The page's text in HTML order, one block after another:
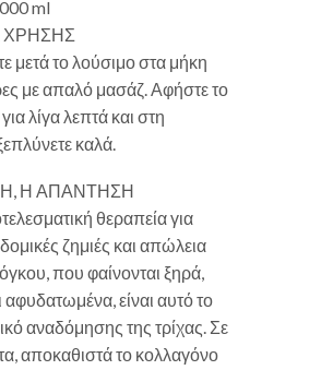
ml
ΧΡΗΣΗΣ
μετά το λούσιμο στα μήκη
με απαλό μασάζ. Αφήστε το
λίγα λεπτά και στη
καλά.
Η ΑΠΑΝΤΗΣΗ
θεραπεία για
ζημιές και απώλεια
που φαίνονται ξηρά,
είναι αυτό το
αναδόμησης της τρίχας. Σε
αποκαθιστά το κολλαγόνο